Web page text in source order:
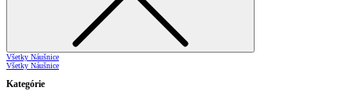
Všetky Náušnice
Všetky Náušnice
Kategórie